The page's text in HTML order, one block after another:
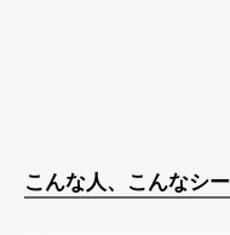
こんな人、こんなシ